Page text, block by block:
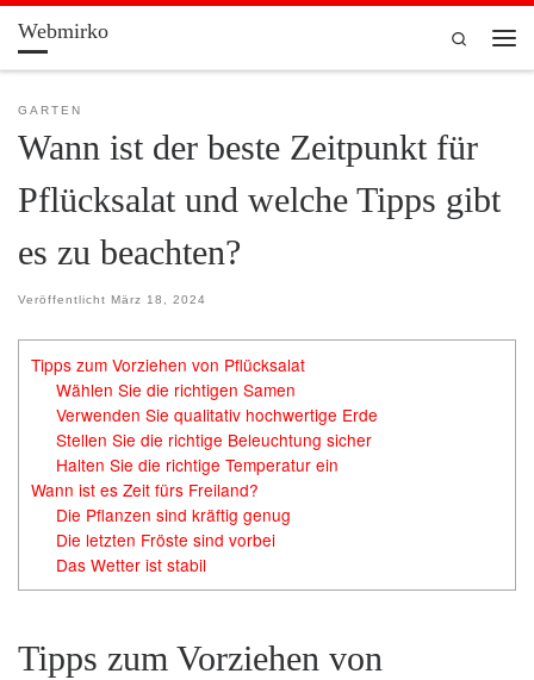
Zum Inhalt springen
Webmirko
Search
GARTEN
Wann ist der beste Zeitpunkt für
Pflücksalat und welche Tipps gibt
es zu beachten?
Veröffentlicht März 18, 2024
Tipps zum Vorziehen von Pflücksalat
Wählen Sie die richtigen Samen
Verwenden Sie qualitativ hochwertige Erde
Stellen Sie die richtige Beleuchtung sicher
Halten Sie die richtige Temperatur ein
Wann ist es Zeit fürs Freiland?
Die Pflanzen sind kräftig genug
Die letzten Fröste sind vorbei
Das Wetter ist stabil
Tipps zum Vorziehen von